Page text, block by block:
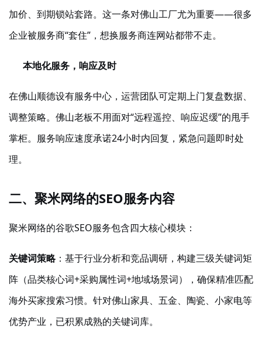
加价、到期锁站套路。这一条对佛山工厂尤为重要——很多
企业被服务商“套住”，想换服务商连网站都带不走。
本地化服务，响应及时
在佛山顺德设有服务中心，运营团队可定期上门复盘数据、
调整策略。佛山老板不用面对“远程遥控、响应迟缓”的甩手
掌柜。服务响应速度承诺24小时内回复，紧急问题即时处
理。
二、聚米网络的SEO服务内容
聚米网络的谷歌SEO服务包含四大核心模块：
关键词策略：基于行业分析和竞品调研，构建三级关键词矩
阵（品类核心词+采购属性词+地域场景词），确保精准匹配
海外买家搜索习惯。针对佛山家具、五金、陶瓷、小家电等
优势产业，已积累成熟的关键词库。